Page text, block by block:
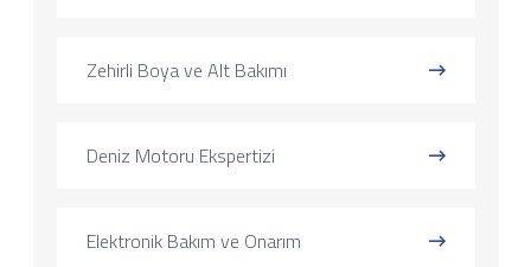
Zehirli Boya ve Alt Bakımı
Deniz Motoru Ekspertizi
Elektronik Bakım ve Onarım